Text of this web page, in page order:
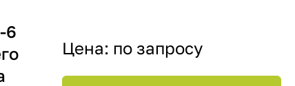
6
Цена: по запросу